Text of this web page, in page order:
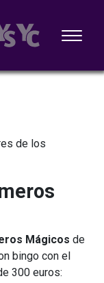
de los
Mágicos de
bingo con el
300 euros: